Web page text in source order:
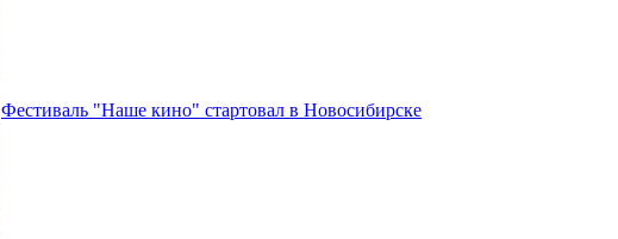
Фестиваль "Наше кино" стартовал в Новосибирске